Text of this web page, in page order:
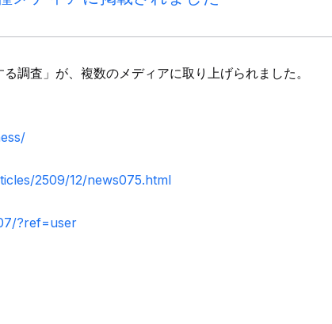
調査」が、複数のメディアに取り上げられました。
2509/12/news075.html
?ref=user